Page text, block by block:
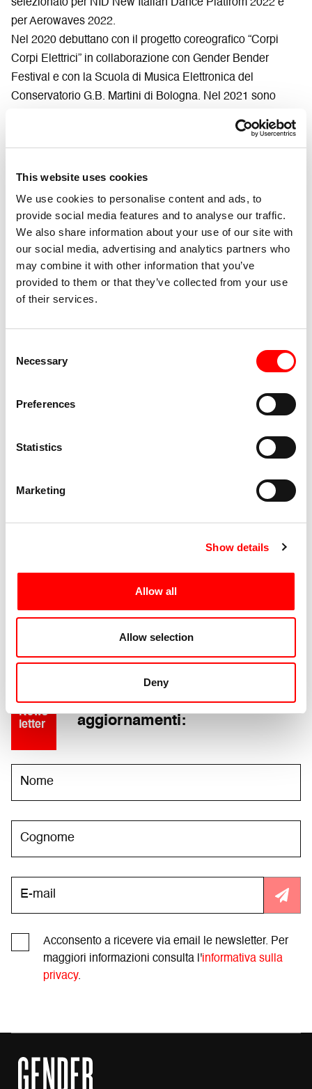
This website uses cookies
We use cookies to personalise content and ads, to
provide social media features and to analyse our traffic.
We also share information about your use of our site with
our social media, advertising and analytics partners who
may combine it with other information that you’ve
provided to them or that they’ve collected from your use
of their services.
Selection
Necessary
Preferences
Statistics
Marketing
Show details
Allow all
Allow selection
Deny
selezionato per NID New Italian Dance Platfrom 2022 e
per Aerowaves 2022.
Nel 2020 debuttano con il progetto coreografico “Corpi
Corpi Elettrici”
in collaborazione con Gender Bender
Festival e con la Scuola di Musica Elettronica del
Conservatorio G.B. Martini di Bologna. Nel 2021 sono
un progetto di Lavanderia a Vapore
Circuito Multidisciplinare dello Spettacolo, Coorpi, Didee
Operaestate Festival Veneto e Centro per la Scena
Contemporanea CSC Bassano del Grappa; Triennale
Milano Teatro; Fondazione Teatro Grande di Brescia;
Festival Bolzano Danza – Fondazione Haydn; Gender
Bender Festival; “Memory in Motion. Re-Membering Dance
History (Mnemedance)” – Università Ca’ Foscari Venezia;
Spettacoli Correlati
Esercizi per un manifesto poetico
News
letter
Iscriviti per ricevere tutti gli
aggiornamenti:
Acconsento a ricevere via email le newsletter. Per
maggiori informazioni consulta l'informativa sulla
privacy.